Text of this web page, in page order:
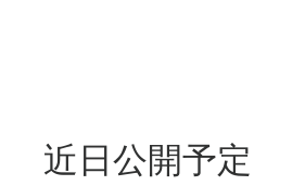
近日公開予定